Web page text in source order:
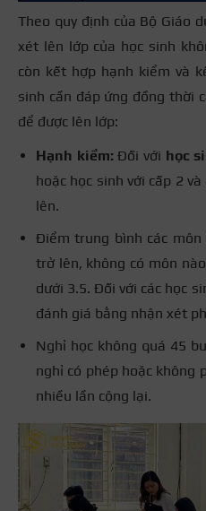
Theo quy định của Bộ Giáo
xét lên lớp của học sinh
còn kết hợp hạnh kiểm và
sinh cần đáp ứng đồng thời
để được lên lớp:
Hạnh kiểm: Đối với học
hoặc học sinh với cấp 2
lên.
Điểm trung bình các
trở lên, không có môn
dưới 3.5. Đối với các học
đánh giá bằng nhận xét
Nghỉ học không quá 45
nghỉ có phép hoặc không
nhiều lần cộng lại.